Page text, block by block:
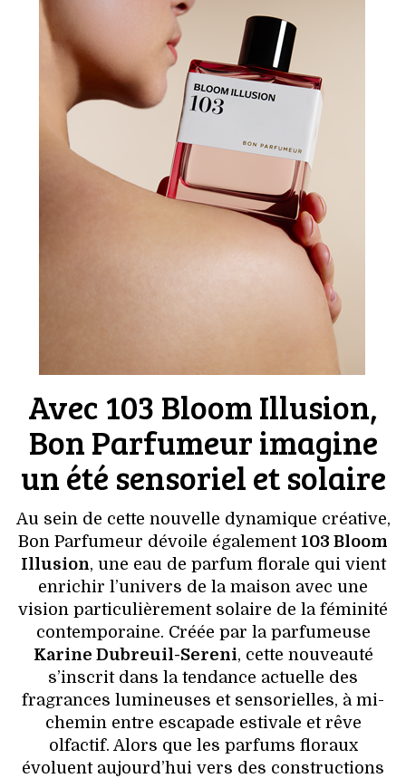
Avec 103 Bloom Illusion,
Bon Parfumeur imagine
un été sensoriel et solaire
Au sein de cette nouvelle dynamique créative,
Bon Parfumeur dévoile également 103 Bloom
Illusion, une eau de parfum florale qui vient
enrichir l’univers de la maison avec une
vision particulièrement solaire de la féminité
contemporaine. Créée par la parfumeuse
Karine Dubreuil-Sereni, cette nouveauté
s’inscrit dans la tendance actuelle des
fragrances lumineuses et sensorielles, à mi-
chemin entre escapade estivale et rêve
olfactif. Alors que les parfums floraux
évoluent aujourd’hui vers des constructions